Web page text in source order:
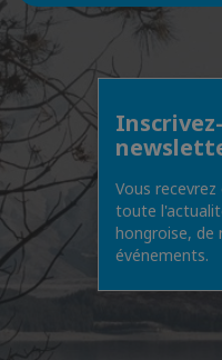
Vous
toute
hongroise, de
événements.